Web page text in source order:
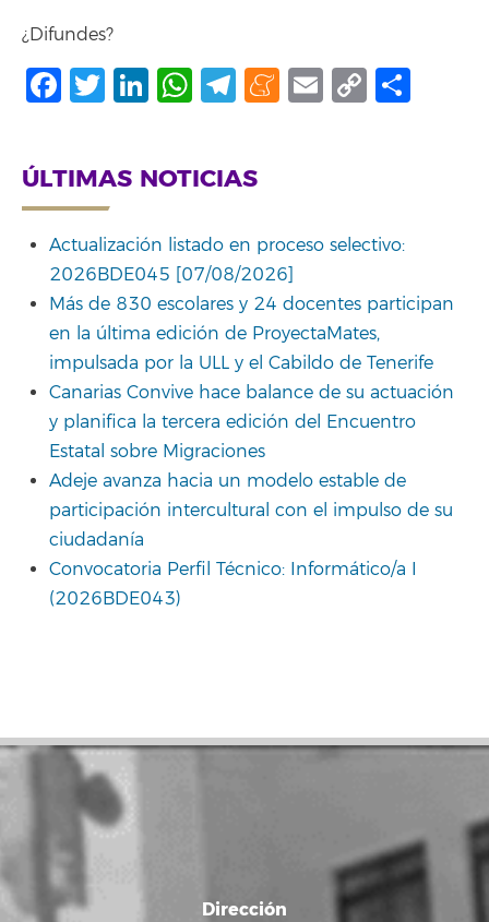
¿Difundes?
Facebook
Twitter
LinkedIn
WhatsApp
Telegram
Meneame
Email
Copy
ÚLTIMAS NOTICIAS
Actualización listado en proceso selectivo:
2026BDE045 [07/08/2026]
Más de 830 escolares y 24 docentes participan
en la última edición de ProyectaMates,
impulsada por la ULL y el Cabildo de Tenerife
Canarias Convive hace balance de su actuación
y planifica la tercera edición del Encuentro
Estatal sobre Migraciones
Adeje avanza hacia un modelo estable de
participación intercultural con el impulso de su
ciudadanía
Convocatoria Perfil Técnico: Informático/a I
(2026BDE043)
Dirección